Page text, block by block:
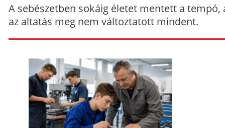
A sebészetben sokáig életet mentett a tempó,
az altatás meg nem változtatott mindent.